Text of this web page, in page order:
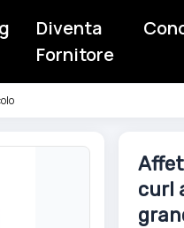
Diventa
Fornitore
Vai
curl